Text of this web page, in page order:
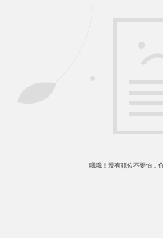
哦哦！没有职位不要怕，